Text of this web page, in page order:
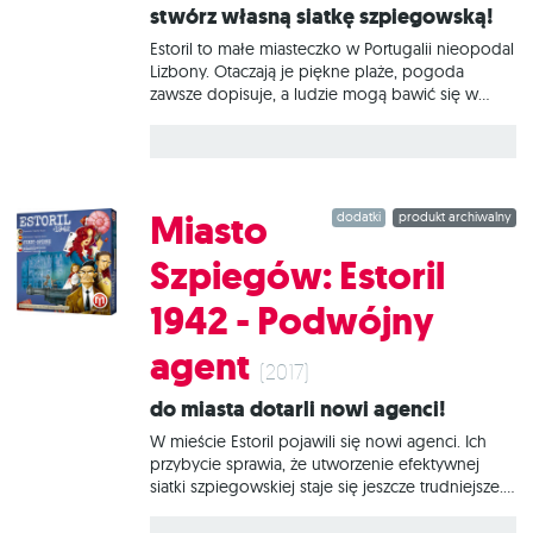
Stwórz własną siatkę szpiegowską!
Estoril to małe miasteczko w Portugalii nieopodal
Lizbony. Otaczają je piękne plaże, pogoda
zawsze dopisuje, a ludzie mogą bawić się w
dyplomatów i wysoko postawionych polityków.
Wszystkie te osobistości miały ze sobą coś
parały się szpiegostwem. Tak samo zresztą jak
wszyscy mieszkańcy miasteczka...Podczas gry
zadaniem graczy jest stworzenie najbardziej
efektywnej siatki szpiegowskiej. Wszyscy
rozpoczynają rozgrywkę z zestawem 6 kart
postaci, które będą posyłać w różne historyczne
miejsca, aby wykonywały zadania polegające
produkt archiwalny
dodatki
Miasto
Szpiegów: Estoril
1942 - Podwójny
agent (2017)
Do miasta dotarli nowi agenci!
W mieście Estoril pojawili się nowi agenci. Ich
przybycie sprawia, że utworzenie efektywnej
siatki szpiegowskiej staje się jeszcze trudniejsze.